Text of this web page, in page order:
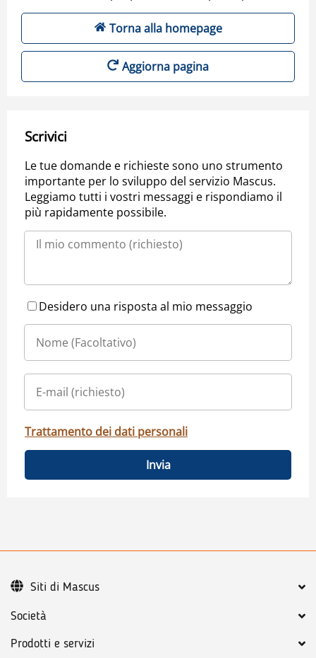
Torna alla homepage
Aggiorna pagina
Scrivici
Le tue domande e richieste sono uno strumento
importante per lo sviluppo del servizio Mascus.
Leggiamo tutti i vostri messaggi e rispondiamo il
più rapidamente possibile.
Desidero una risposta al mio messaggio
Trattamento dei dati personali
Invia
Società
Prodotti e servizi
Siti di Mascus